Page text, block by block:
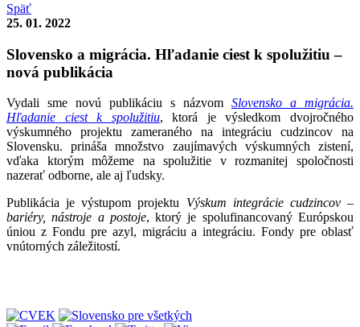
Späť
25. 01. 2022
Slovensko a migrácia. Hľadanie ciest k spolužitiu –
nová publikácia
Vydali sme novú publikáciu s názvom Slovensko a migrácia.
Hľadanie ciest k spolužitiu, ktorá je výsledkom dvojročného
výskumného projektu zameraného na integráciu cudzincov na
Slovensku. prináša množstvo zaujímavých výskumných zistení,
vďaka ktorým môžeme na spolužitie v rozmanitej spoločnosti
nazerať odborne, ale aj ľudsky.
Publikácia je výstupom projektu Výskum integrácie cudzincov –
bariéry, nástroje a postoje, ktorý je spolufinancovaný Európskou
úniou z Fondu pre azyl, migráciu a integráciu. Fondy pre oblasť
vnútorných záležitostí.